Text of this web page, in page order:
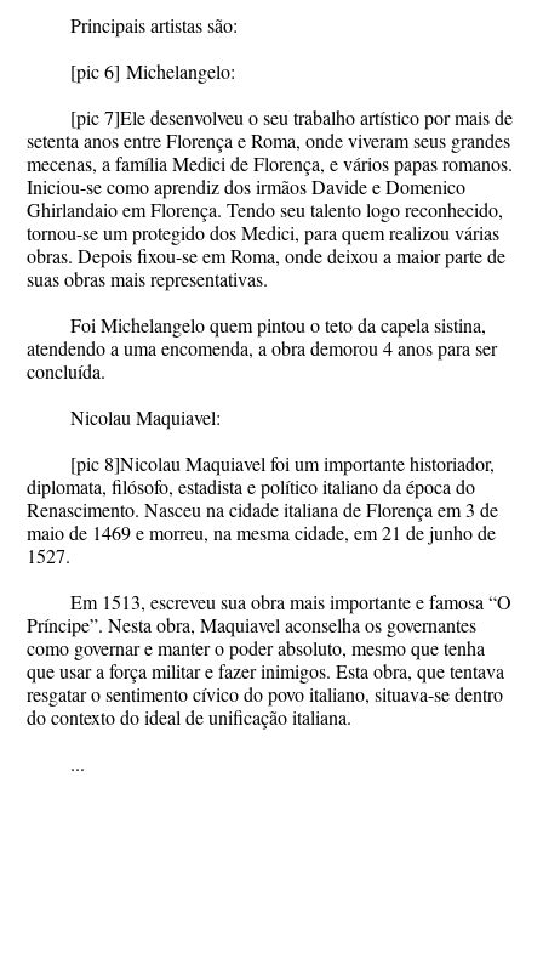
Principais artistas são:
[pic 6] Michelangelo:
[pic 7]Ele desenvolveu o seu trabalho artístico por mais de
setenta anos entre Florença e Roma, onde viveram seus grandes
mecenas, a família Medici de Florença, e vários papas romanos.
Iniciou-se como aprendiz dos irmãos Davide e Domenico
Ghirlandaio em Florença. Tendo seu talento logo reconhecido,
tornou-se um protegido dos Medici, para quem realizou várias
obras. Depois fixou-se em Roma, onde deixou a maior parte de
suas obras mais representativas.
Foi Michelangelo quem pintou o teto da capela sistina,
atendendo a uma encomenda, a obra demorou 4 anos para ser
concluída.
Nicolau Maquiavel:
[pic 8]Nicolau Maquiavel foi um importante historiador,
diplomata, filósofo, estadista e político italiano da época do
Renascimento. Nasceu na cidade italiana de Florença em 3 de
maio de 1469 e morreu, na mesma cidade, em 21 de junho de
1527.
Em 1513, escreveu sua obra mais importante e famosa “O
Príncipe”. Nesta obra, Maquiavel aconselha os governantes
como governar e manter o poder absoluto, mesmo que tenha
que usar a força militar e fazer inimigos. Esta obra, que tentava
resgatar o sentimento cívico do povo italiano, situava-se dentro
do contexto do ideal de unificação italiana.
...